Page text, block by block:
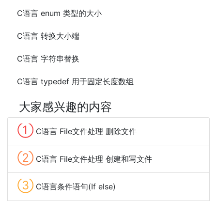
C语言 enum 类型的大小
C语言 转换大小端
C语言 字符串替换
C语言 typedef 用于固定长度数组
大家感兴趣的内容
① C语言 File文件处理 删除文件
② C语言 File文件处理 创建和写文件
③ C语言条件语句(If else)